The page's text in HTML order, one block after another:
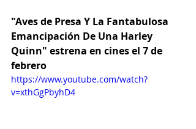
"Aves de Presa Y La Fantabulosa
Emancipación De Una Harley
Quinn" estrena en cines el 7 de
febrero
https://www.youtube.com/watch?
v=xthGgPbyhD4